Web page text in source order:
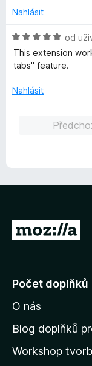
:
z
5
Nahlásit
H
o
d
o
od
This extension
tabs" feature.
Nahlásit
P
j
t
n
d
Počet doplňků
O nás
Blog doplňků
Workshop